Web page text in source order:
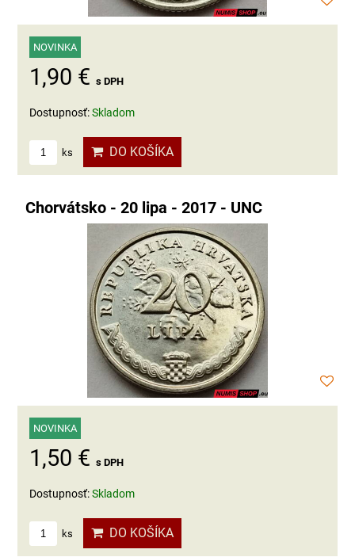
NOVINKA
1,90 € s DPH
Dostupnosť:Skladom
ks DO KOŠÍKA
Chorvátsko - 20 lipa - 2017 - UNC
NOVINKA
1,50 € s DPH
Dostupnosť:Skladom
ks DO KOŠÍKA